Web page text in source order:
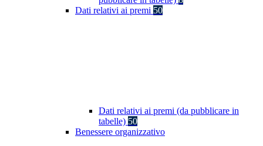
Dati relativi ai premi 50
Dati relativi ai premi (da pubblicare in
tabelle) 50
Benessere organizzativo